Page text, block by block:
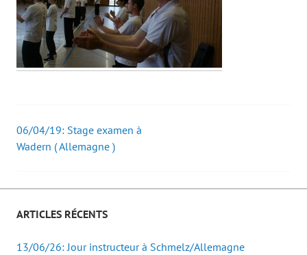
Post
06/04/19: Stage examen à
Wadern ( Allemagne )
ARTICLES RÉCENTS
13/06/26: Jour instructeur à Schmelz/Allemagne